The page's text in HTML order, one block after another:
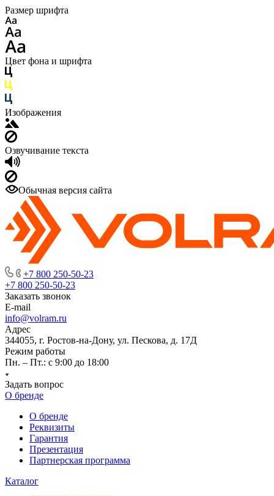
Размер шрифта
Цвет фона и шрифта
Изображения
Озвучивание текста
Обычная версия сайта
+7 800 250-50-23
+7 800 250-50-23
Заказать звонок
E-mail
info@volram.ru
Адрес
344055, г. Ростов-на-Дону, ул. Пескова, д. 17Д
Режим работы
Пн. – Пт.: с 9:00 до 18:00
Задать вопрос
О бренде
О бренде
Реквизиты
Гарантия
Презентация
Партнерская программа
Каталог